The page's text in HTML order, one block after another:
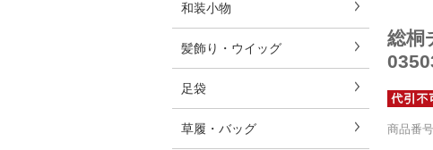
和装小物
髪飾り・ウイッグ
足袋
草履・バッグ
総桐
商品番